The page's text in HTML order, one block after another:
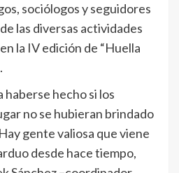
sociólogos y seguidores
las diversas actividades
la IV edición de “Huella
haberse hecho si los
no se hubieran brindado
gente valiosa que viene
desde hace tiempo,